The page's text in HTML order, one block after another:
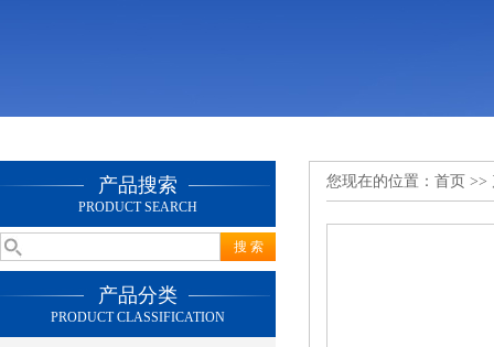
产品搜索
PRODUCT SEARCH
产品分类
PRODUCT CLASSIFICATION
您现在的位置： 首页 >>